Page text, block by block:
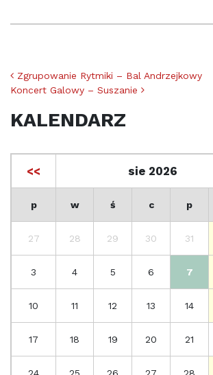
Nawigacja po
Zgrupowanie Rytmiki – Bal Andrzejkowy
Koncert Galowy – Suszanie
KALENDARZ
<< sie 2026
p w ś c p
27 28 29 30 31
3 4 5 6 7
10 11 12 13 14
17 18 19 20 21